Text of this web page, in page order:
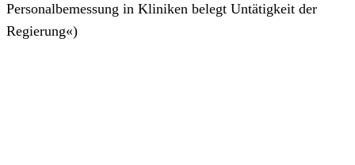
Personalbemessung in Kliniken belegt Untätigkeit der
Regierung«)